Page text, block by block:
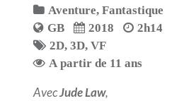
Aventure,Fantastique
GB
2018
2h14
2D,3D,VF
A partir de 11 ans
AvecJude Law,